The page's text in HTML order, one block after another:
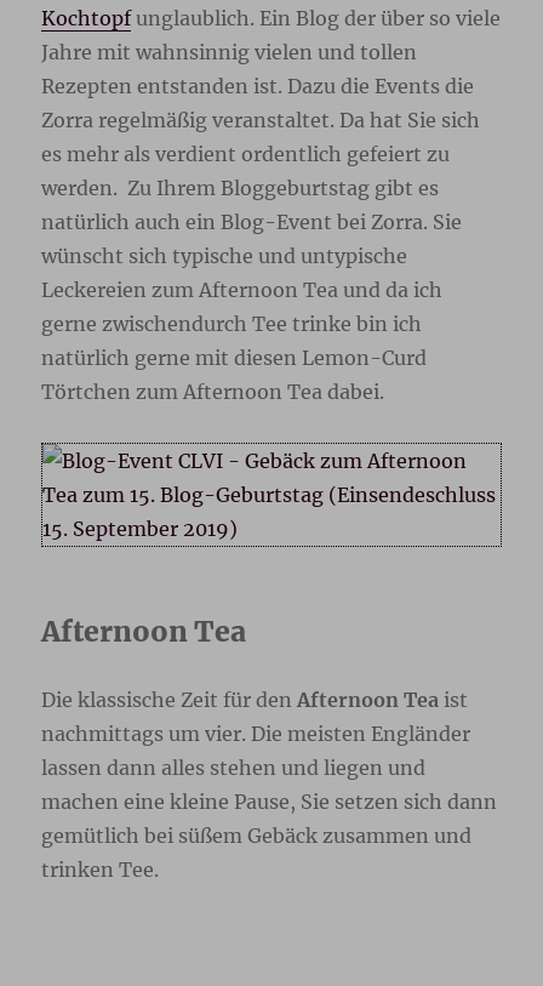
Kochtopfunglaublich. Ein Blog der über so viele
Jahre mit wahnsinnig vielen und tollen
Rezepten entstanden ist. Dazu die Events die
Zorra regelmäßig veranstaltet. Da hat Sie sich
es mehr als verdient ordentlich gefeiert zu
werden. Zu Ihrem Bloggeburtstag gibt es
natürlich auch ein Blog-Event bei Zorra. Sie
wünscht sich typische und untypische
Leckereien zum Afternoon Tea und da ich
gerne zwischendurch Tee trinke bin ich
natürlich gerne mit diesen Lemon-Curd
Törtchen zum Afternoon Tea dabei.
Afternoon Tea
Die klassische Zeit für den Afternoon Tea ist
nachmittags um vier. Die meisten Engländer
lassen dann alles stehen und liegen und
machen eine kleine Pause, Sie setzen sich dann
gemütlich bei süßem Gebäck zusammen und
trinken Tee.